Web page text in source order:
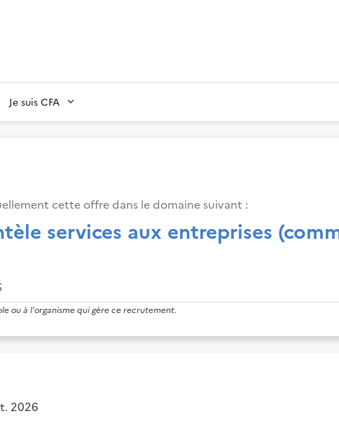
Je suis CFA
cette offre dans le domaine suivant :
services aux entreprises
ou à l'organisme qui gère ce recrutement.
2026